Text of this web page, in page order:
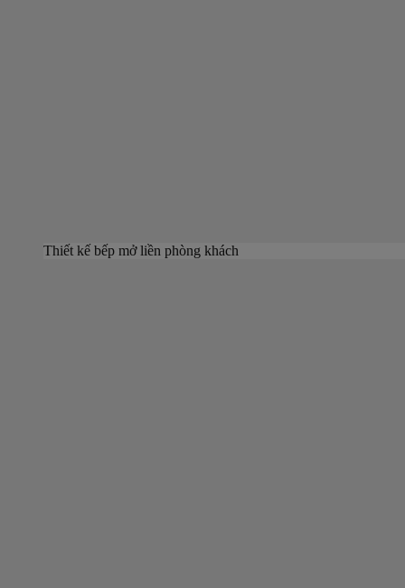
Thiết kế bếp mở liền phòng khách